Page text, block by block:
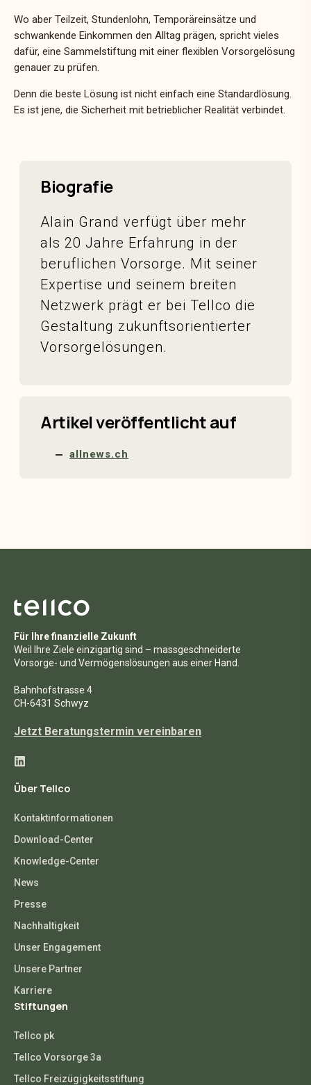
Wo aber Teilzeit, Stundenlohn, Temporäreinsätze und
schwankende Einkommen den Alltag prägen, spricht vieles
dafür, eine Sammelstiftung mit einer flexiblen Vorsorgelösung
genauer zu prüfen.
Denn die beste Lösung ist nicht einfach eine Standardlösung.
Es ist jene, die Sicherheit mit betrieblicher Realität verbindet.
Biografie
Alain Grand verfügt über mehr
als 20 Jahre Erfahrung in der
beruflichen Vorsorge. Mit seiner
Expertise und seinem breiten
Netzwerk prägt er bei Tellco die
Gestaltung zukunftsorientierter
Vorsorgelösungen.
Artikel veröffentlicht auf
allnews.ch
Für Ihre finanzielle Zukunft
Weil Ihre Ziele einzigartig sind – massgeschneiderte
Vorsorge- und Vermögenslösungen aus einer Hand.
Bahnhofstrasse 4
CH-6431 Schwyz
Jetzt Beratungstermin vereinbaren
Über Tellco
Kontaktinformationen
Download-Center
Knowledge-Center
News
Presse
Nachhaltigkeit
Unser Engagement
Unsere Partner
Karriere
Stiftungen
Tellco pk
Tellco Vorsorge 3a
Tellco Freizügigkeitsstiftung